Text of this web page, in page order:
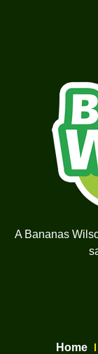
A Bananas
Home